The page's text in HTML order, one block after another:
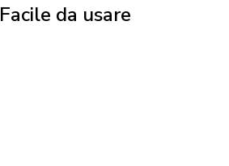
Facile da usare